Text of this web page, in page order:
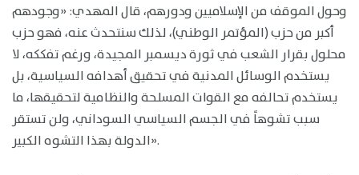
وحول الموقف من الإسلاميين ودورهم، قال المهدي: «وجودهم
أكبر من حزب (المؤتمر الوطني)، لذلك سنتحدث عنه، فهو حزب
محلول بقرار الشعب في ثورة ديسمبر المجيدة، ورغم تفككه، لا
يستخدم الوسائل المدنية في تحقيق أهدافه السياسية، بل
يستخدم تحالفه مع القوات المسلحة والنظامية لتحقيقها، ما
سبب تشوهاً في الجسم السياسي السوداني، ولن تستقر
الدولة بهذا التشوه الكبير».